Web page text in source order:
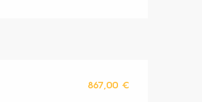
867,00 €